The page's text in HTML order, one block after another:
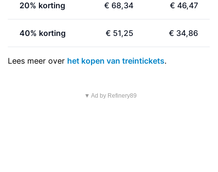
20% korting € 68,34 € 46,47
40% korting € 51,25 € 34,86
Lees meer over het kopen van treintickets.
▼ Ad by Refinery89